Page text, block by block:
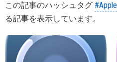
この記事のハッシュタグ #Apple
る記事を表示しています。